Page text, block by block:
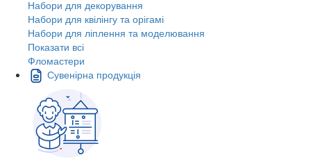
Набори для декорування
Набори для квілінгу та орігамі
Набори для ліплення та моделювання
Показати всі
Фломастери
Сувенірна продукція